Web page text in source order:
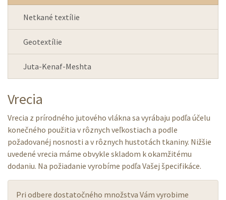
Netkané textílie
Geotextílie
Juta-Kenaf-Meshta
Vrecia
Vrecia z prírodného jutového vlákna sa vyrábaju podľa účelu
konečného použitia v rôznych veľkostiach a podle
požadovanéj nosnosti a v rôznych hustotách tkaniny. Nižšie
uvedené vrecia máme obvykle skladom k okamžitému
dodaniu. Na požiadanie vyrobíme podľa Vašej špecifikáce.
Pri odbere dostatočného množstva Vám vyrobime